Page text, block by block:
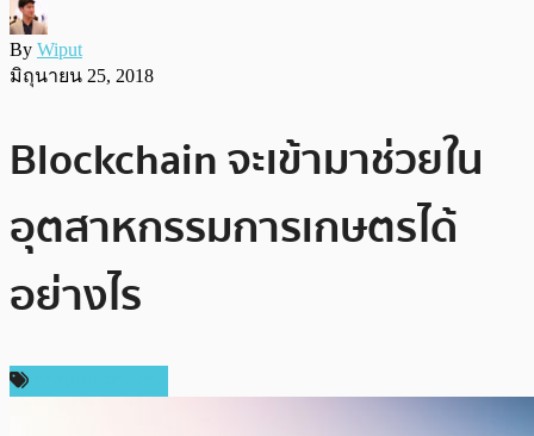
By Wiput
มิถุนายน 25, 2018
Blockchain จะเข้ามาช่วยใน
อุตสาหกรรมการเกษตรได้
อย่างไร